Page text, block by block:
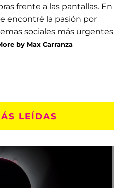
frente a las pantallas. En
encontré la pasión por
sociales más urgentes
by Max Carranza
LEÍDAS